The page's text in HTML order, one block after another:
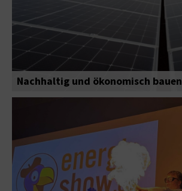
Nachhaltig und ökonomisch bauen